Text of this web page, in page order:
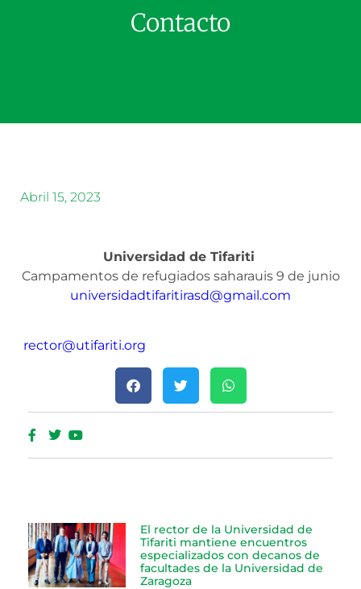
Contacto
Abril 15, 2023
Universidad de Tifariti
Campamentos de refugiados saharauis 9 de junio
universidadtifaritirasd@gmail.com
rector@utifariti.org
El rector de la Universidad de
Tifariti mantiene encuentros
especializados con decanos de
facultades de la Universidad de
Zaragoza